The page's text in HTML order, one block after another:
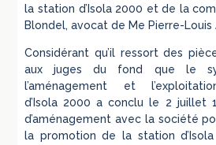
la station d’Isola 2000 et de la
Blondel, avocat de Me Pierre-Louis
Considérant qu’il ressort des
aux juges du fond que le
l’aménagement et
d’Isola 2000 a conclu le 2 juillet
d’aménagement avec la société
la promotion de la station d’Isola